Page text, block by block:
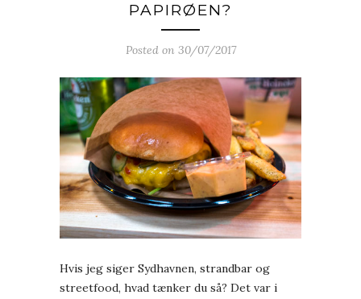
PAPIRØEN?
Posted on 30/07/2017
Hvis jeg siger Sydhavnen, strandbar og
streetfood, hvad tænker du så? Det var i